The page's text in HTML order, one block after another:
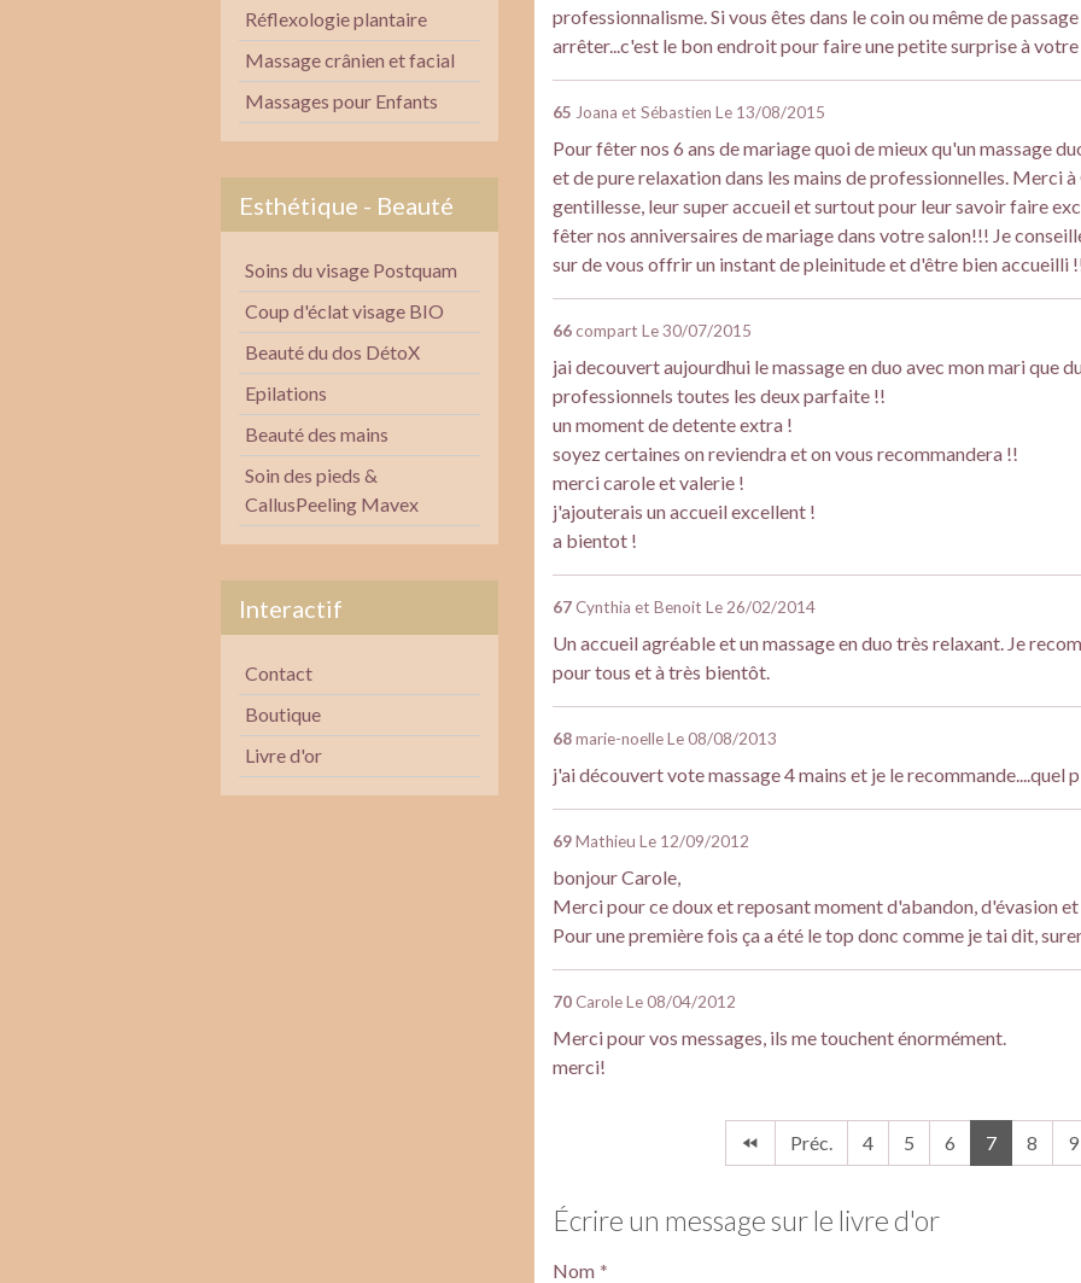
professionnalisme. Si vous êtes dans le coin ou même de
arrêter...c'est le bon endroit pour faire une petite surprise à
65 Joana et Sébastien Le 13/08/2015
Pour fêter nos 6 ans de mariage quoi de mieux qu'un massage
et de pure relaxation dans les mains de professionnelles. Merci
gentillesse, leur super accueil et surtout pour leur savoir faire
fêter nos anniversaires de mariage dans votre salon!!! Je
sur de vous offrir un instant de pleinitude et d'être bien accueilli
66 compart Le 30/07/2015
jai decouvert aujourdhui le massage en duo avec mon mari que
professionnels toutes les deux parfaite !!
un moment de detente extra !
soyez certaines on reviendra et on vous recommandera !!
merci carole et valerie !
j'ajouterais un accueil excellent !
a bientot !
67 Cynthia et Benoit Le 26/02/2014
Un accueil agréable et un massage en duo très relaxant. Je
pour tous et à très bientôt.
68 marie-noelle Le 08/08/2013
j'ai découvert vote massage 4 mains et je le recommande....quel
69 Mathieu Le 12/09/2012
bonjour Carole,
Merci pour ce doux et reposant moment d'abandon, d'évasion
Pour une première fois ça a été le top donc comme je tai dit,
70 Carole Le 08/04/2012
Merci pour vos messages, ils me touchent énormément.
merci!
Préc. 4 5 6 7 8 9
Écrire un message sur le livre d'or
Nom
Réflexologie plantaire
Massage crânien et facial
Massages pour Enfants
Esthétique - Beauté
Soins du visage Postquam
Coup d'éclat visage BIO
Beauté du dos DétoX
Epilations
Beauté des mains
Soin des pieds &
CallusPeeling Mavex
Interactif
Contact
Boutique
Livre d'or